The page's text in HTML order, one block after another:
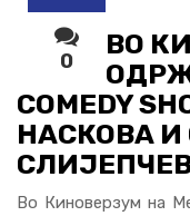
0
ВО
COMEDY
НАСКОВА И
Во Киноверзум на